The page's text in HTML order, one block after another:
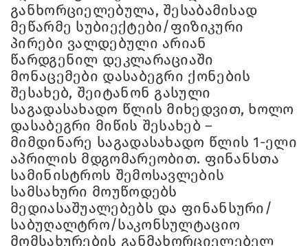
განხორციელებულა, შესაბამისად
მეწარმე სუბიექტები/ფიზიკური
პირები ვალდებული არიან
წარდგენილ დეკლარაციაში
მონაცემები დასაბეგრი ქონების
შესახებ, შეიტანონ გასული
საგადასახადო წლის მიხედვით, ხოლო
დასაბეგრი მიწის შესახებ –
მიმდინარე საგადასახადო წლის 1-ელი
აპრილის მდგომარეობით. ფინანსთა
სამინისტროს შემოსავლების
სამსახური მოუწოდებს
მედიასაშუალებებს და ფინანსური/
საბუღალტრო/საკონსულტაციო
მომსახურების განმახორციელებელ